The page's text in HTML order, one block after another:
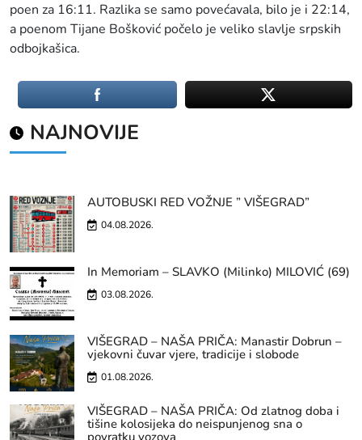
poen za 16:11. Razlika se samo povećavala, bilo je i 22:14,
a poenom Tijane Bošković počelo je veliko slavlje srpskih
odbojkašica.
NAJNOVIJE
AUTOBUSKI RED VOŽNJE ” VIŠEGRAD”
04.08.2026.
In Memoriam – SLAVKO (Milinko) MILOVIĆ (69)
03.08.2026.
VIŠEGRAD – NAŠA PRIČA: Manastir Dobrun –
vjekovni čuvar vjere, tradicije i slobode
01.08.2026.
VIŠEGRAD – NAŠA PRIČA: Od zlatnog doba i
tišine kolosijeka do neispunjenog sna o
povratku vozova